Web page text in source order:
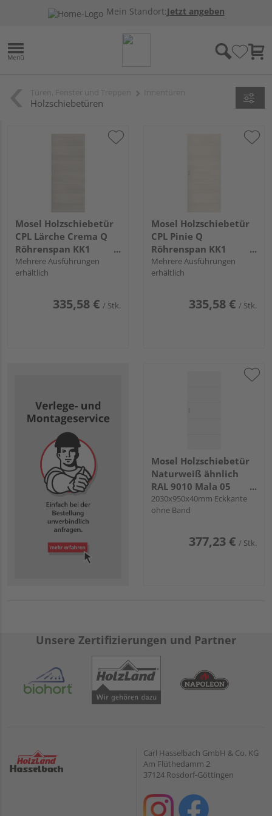
Mein Standort:Jetzt angeben
Holzschiebetüren
Mosel Holzschiebetür
CPL Lärche Crema Q
Röhrenspan KK1
"Verso"
Mehrere Ausführungen
erhältlich
335,58 € / Stk.
Mosel Holzschiebetür
CPL Pinie Q
Röhrenspan KK1
"Verso"
Mehrere Ausführungen
erhältlich
335,58 € / Stk.
Mosel Holzschiebetür
Naturweiß ähnlich
RAL 9010 Mala 05
Röhrenspan KK1
"Mala"
2030x950x40mm Eckkante
ohne Band
377,23 € / Stk.
Unsere Zertifizierungen und Partner
Carl Hasselbach GmbH & Co. KG
Am Flüthedamm 2
37124 Rosdorf-Göttingen